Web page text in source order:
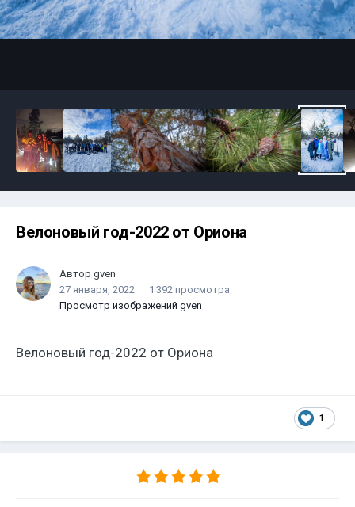
Велоновый год-2022 от Ориона
Автор gven
27 января, 2022
1 392 просмотра
Просмотр изображений gven
Велоновый год-2022 от Ориона
1